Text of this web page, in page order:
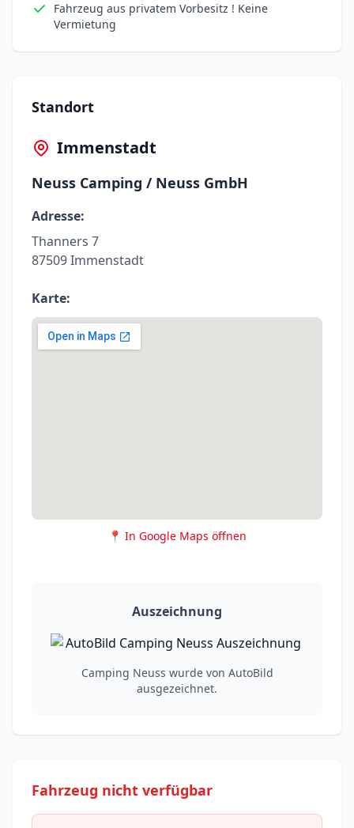
Fahrzeug aus privatem Vorbesitz ! Keine
Vermietung
Standort
Immenstadt
Neuss Camping / Neuss GmbH
Adresse:
Thanners 7
87509 Immenstadt
Karte:
📍 In Google Maps öffnen
Auszeichnung
Camping Neuss wurde von AutoBild
ausgezeichnet.
Fahrzeug nicht verfügbar